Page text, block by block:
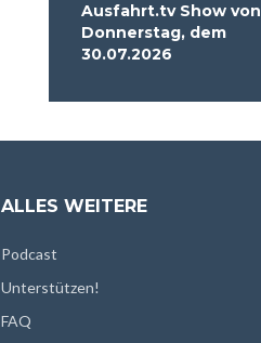
Ausfahrt.tv Show von
Donnerstag, dem
30.07.2026
ALLES WEITERE
Podcast
Unterstützen!
FAQ